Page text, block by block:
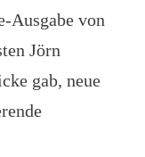
Ausgabe von
Jörn
gab, neue